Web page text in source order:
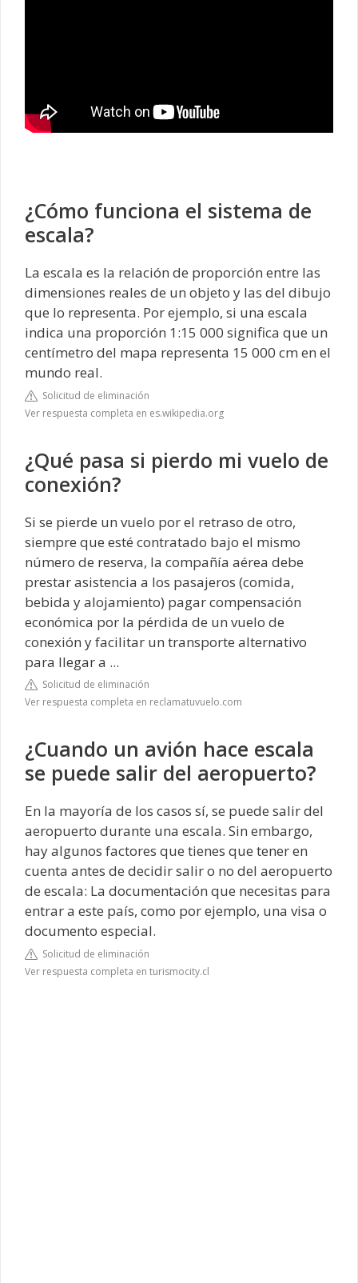
¿Cómo funciona el sistema de
escala?
La escala es la relación de proporción entre las
dimensiones reales de un objeto y las del dibujo
que lo representa. Por ejemplo, si una escala
indica una proporción 1:15 000 significa que un
centímetro del mapa representa 15 000 cm en el
mundo real.
Solicitud de eliminación
Ver respuesta completa en es.wikipedia.org
¿Qué pasa si pierdo mi vuelo de
conexión?
Si se pierde un vuelo por el retraso de otro,
siempre que esté contratado bajo el mismo
número de reserva, la compañía aérea debe
prestar asistencia a los pasajeros (comida,
bebida y alojamiento) pagar compensación
económica por la pérdida de un vuelo de
conexión y facilitar un transporte alternativo
para llegar a ...
Solicitud de eliminación
Ver respuesta completa en reclamatuvuelo.com
¿Cuando un avión hace escala
se puede salir del aeropuerto?
En la mayoría de los casos sí, se puede salir del
aeropuerto durante una escala. Sin embargo,
hay algunos factores que tienes que tener en
cuenta antes de decidir salir o no del aeropuerto
de escala: La documentación que necesitas para
entrar a este país, como por ejemplo, una visa o
documento especial.
Solicitud de eliminación
Ver respuesta completa en turismocity.cl